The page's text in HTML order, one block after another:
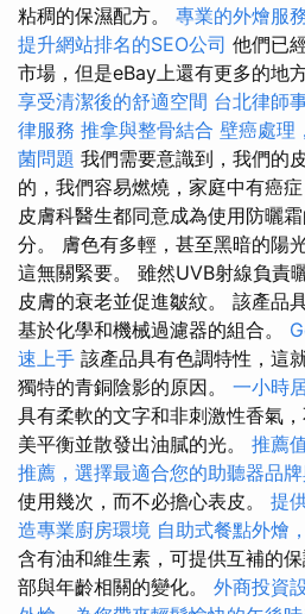
粘稠的保濕配方。 專業的外燴服
提升網站排名的SEO公司 他們已
市場，但是eBay上還有更多的地
享受清潔後的舒適空間 台北律師
律服務 推拿與整骨結合 壁癌處理
菌問題 我們需要意識到，我們的
的，我們容易燃燒，家庭中有癌症
皮膚科醫生都同意成為使用防曬
分。 膚色有多輕，甚至黑暗的陽
這無關緊要。 雖然UVB射線負責
皮膚的衰老並促進皺紋。 該產品
基於化學和機械過濾器的組合。
速上手 該產品具有色調特性，這
獨特的青銅陰影的原因。 一小時
具有柔軟的文字和非刺激性香氣
美平衡並散發出油膩的光。 推薦
推薦，選擇最適合您的助聽器品
使用幾次，而不必擔心表皮。 提
造專業廚房環境 自助式餐點外燴
含有油和維生素，可提供互補的
部與年齡相關的變化。 外商投資